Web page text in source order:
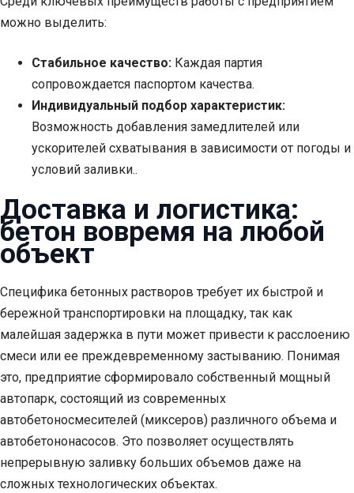
можно выделить:
Стабильное качество: Каждая партия
сопровождается паспортом качества.
Индивидуальный подбор характеристик:
Возможность добавления замедлителей или
ускорителей схватывания в зависимости от погоды и
условий заливки..
Доставка и логистика:
бетон вовремя на любой
объект
Специфика бетонных растворов требует их быстрой и
бережной транспортировки на площадку, так как
малейшая задержка в пути может привести к расслоению
смеси или ее преждевременному застыванию. Понимая
это, предприятие сформировало собственный мощный
автопарк, состоящий из современных
автобетоносмесителей (миксеров) различного объема и
автобетононасосов. Это позволяет осуществлять
непрерывную заливку больших объемов даже на
сложных технологических объектах.